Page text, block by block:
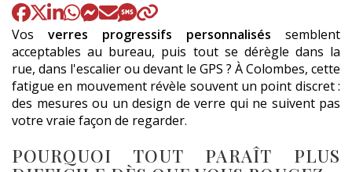
Vos verres progressifs personnalisés semblent
acceptables au bureau, puis tout se dérègle dans la
rue, dans l'escalier ou devant le GPS ? À Colombes, cette
fatigue en mouvement révèle souvent un point discret :
des mesures ou un design de verre qui ne suivent pas
votre vraie façon de regarder.
POURQUOI TOUT PARAÎT PLUS